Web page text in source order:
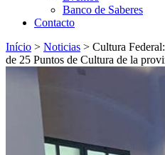
Banco de Saberes
Contacto
Início > Noticias > Cultura
de 25 Puntos de Cultura de la